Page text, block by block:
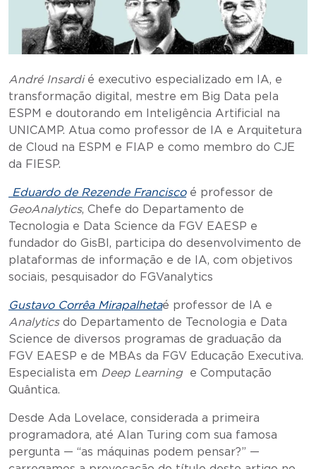
André Insardié executivo especializado em IA, e
transformação digital, mestre em Big Data pela
ESPM e doutorando em Inteligência Artificial na
UNICAMP. Atua como professor de IA e Arquitetura
de Cloud na ESPM e FIAP e como membro do CJE
da FIESP.
Eduardo de Rezende Franciscoé professor de
GeoAnalytics, Chefe do Departamento de
Tecnologia e Data Science da FGV EAESP e
fundador do GisBI, participa do desenvolvimento de
plataformas de informação e de IA, com objetivos
sociais, pesquisador do FGVanalytics
Gustavo Corrêa Mirapalhetaé professor de IA e
Analyticsdo Departamento de Tecnologia e Data
Science de diversos programas de graduação da
FGV EAESP e de MBAs da FGV Educação Executiva.
Especialista em Deep Learning e Computação
Quântica.
Desde Ada Lovelace, considerada a primeira
programadora, até Alan Turing com sua famosa
pergunta — “as máquinas podem pensar?” —